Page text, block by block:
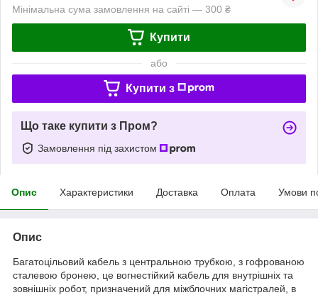
Мінімальна сума замовлення на сайті — 300 ₴
Купити
або
Купити з
Що таке купити з Пром?
Замовлення під захистом
Опис Характеристики Доставка Оплата Умови
Опис
Багатоцільовий кабель з центральною трубкою, з гофрованою
сталевою бронею, це вогнестійкий кабель для внутрішніх та
зовнішніх робот, призначений для міжблочних магістралей, в